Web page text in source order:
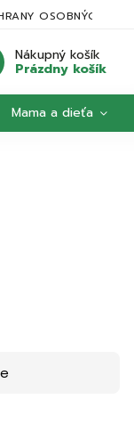
OSOBNÝCH
Nákupný košík
Prázdny košík
Mama a dieťa